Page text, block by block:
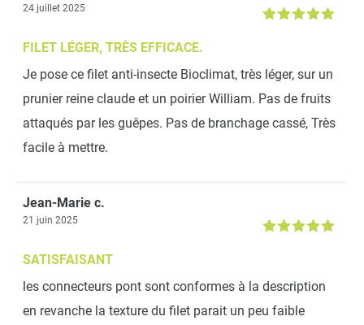
+
Tubetto (Lien de palissage)
24 juillet 2025
FILET LÉGER, TRÈS EFFICACE.
Je pose ce filet anti-insecte Bioclimat, très léger, sur un
prunier reine claude et un poirier William. Pas de fruits
attaqués par les guêpes. Pas de branchage cassé, Très
facile à mettre.
Jean-Marie c.
21 juin 2025
SATISFAISANT
les connecteurs pont sont conformes à la description
en revanche la texture du filet parait un peu faible